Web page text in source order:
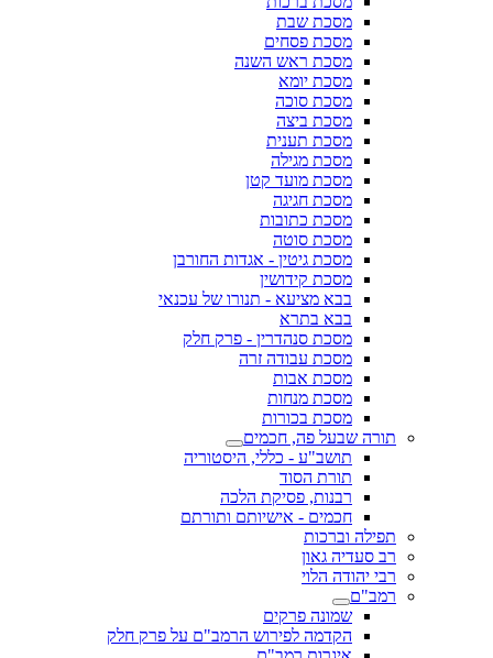
מסכת שבת
מסכת פסחים
מסכת ראש השנה
מסכת יומא
מסכת סוכה
מסכת ביצה
מסכת תענית
מסכת מגילה
מסכת מועד קטן
מסכת חגיגה
מסכת כתובות
מסכת סוטה
מסכת גיטין - אגדות החורבן
מסכת קידושין
בבא מציעא - תנורו של עכנאי
בבא בתרא
מסכת סנהדרין - פרק חלק
מסכת עבודה זרה
מסכת אבות
מסכת מנחות
מסכת בכורות
תורה שבעל פה, חכמים
תושב"ע - כללי, היסטוריה
תורת הסוד
רבנות, פסיקת הלכה
חכמים - אישיותם ותורתם
תפילה וברכות
רב סעדיה גאון
רבי יהודה הלוי
רמב"ם
שמונה פרקים
הקדמה לפירוש הרמב"ם על פרק חלק